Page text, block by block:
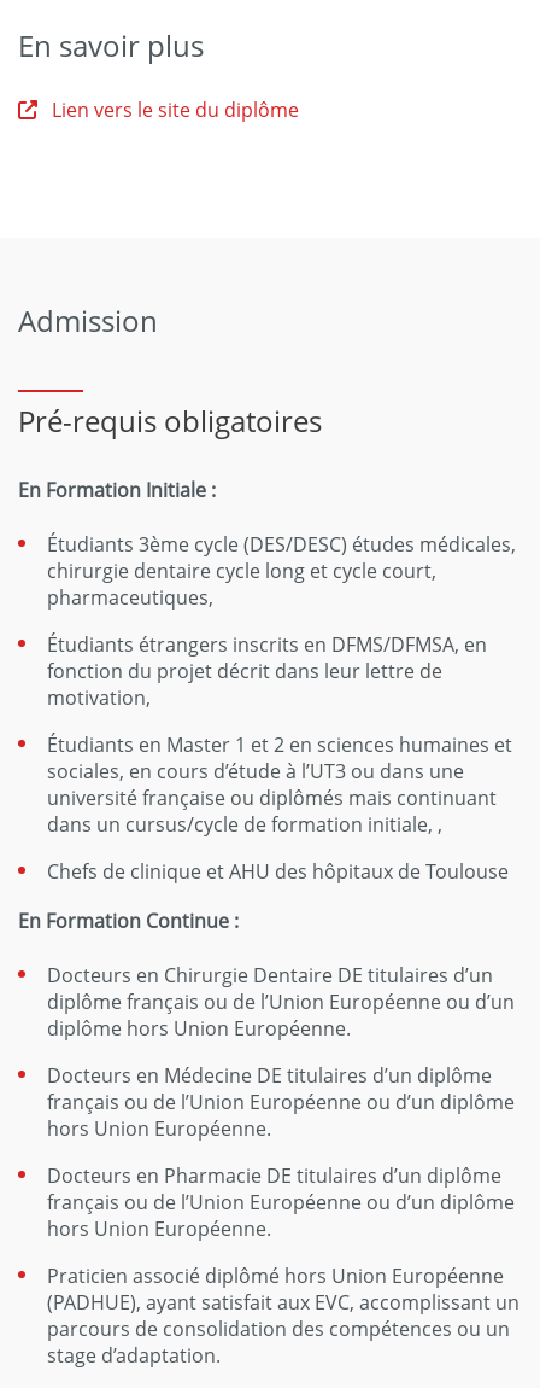
En savoir plus
Lien vers le site du diplôme
Admission
Pré-requis obligatoires
En Formation Initiale :
Étudiants 3ème cycle (DES/DESC) études médicales,
chirurgie dentaire cycle long et cycle court,
pharmaceutiques,
Étudiants étrangers inscrits en DFMS/DFMSA, en
fonction du projet décrit dans leur lettre de
motivation,
Étudiants en Master 1 et 2 en sciences humaines et
sociales, en cours d’étude à l’UT3 ou dans une
université française ou diplômés mais continuant
dans un cursus/cycle de formation initiale, ,
Chefs de clinique et AHU des hôpitaux de Toulouse
En Formation Continue :
Docteurs en Chirurgie Dentaire DE titulaires d’un
diplôme français ou de l’Union Européenne ou d’un
diplôme hors Union Européenne.
Docteurs en Médecine DE titulaires d’un diplôme
français ou de l’Union Européenne ou d’un diplôme
hors Union Européenne.
Docteurs en Pharmacie DE titulaires d’un diplôme
français ou de l’Union Européenne ou d’un diplôme
hors Union Européenne.
Praticien associé diplômé hors Union Européenne
(PADHUE), ayant satisfait aux EVC, accomplissant un
parcours de consolidation des compétences ou un
stage d’adaptation.